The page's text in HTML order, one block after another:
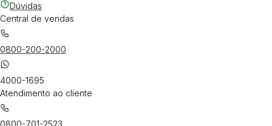
Dúvidas
Central de vendas
0800-200-2000
4000-1695
Atendimento ao cliente
0800-701-2523